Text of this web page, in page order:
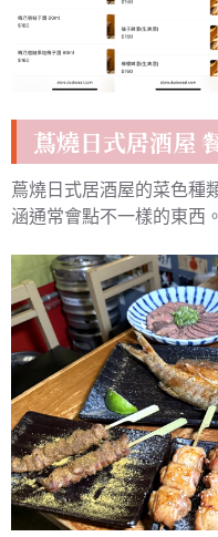
蔦燒日式居酒屋
蔦燒日式居酒屋的菜色種
涵通常會點不一樣的東西。